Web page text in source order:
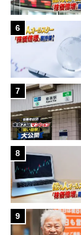
6
7
8
9